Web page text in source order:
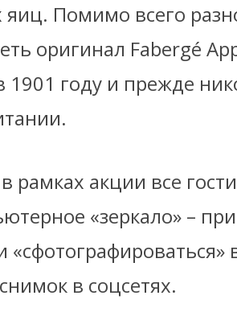
Помимо всего
оригинал Fabergé
1901 году и прежде
рамках акции все
«зеркало» –
в соцсетях.